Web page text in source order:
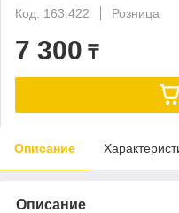
Код: 163.422
Розница
7 300 ₸
Описание
Описание